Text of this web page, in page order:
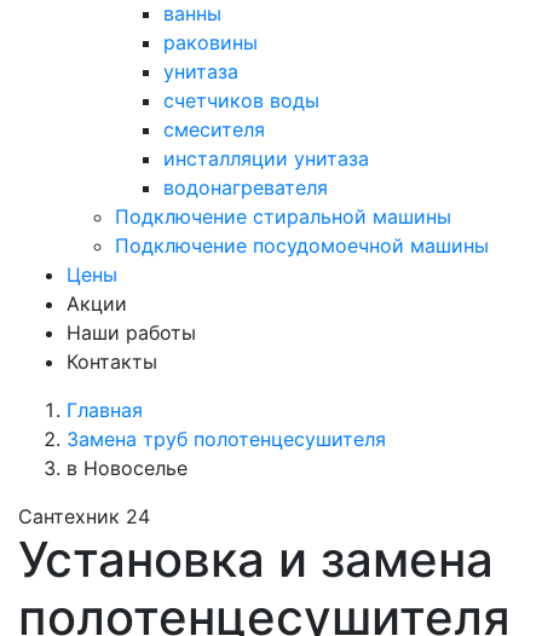
ванны
раковины
унитаза
счетчиков воды
смесителя
инсталляции унитаза
водонагревателя
Подключение стиральной машины
Подключение посудомоечной машины
Цены
Акции
Наши работы
Контакты
Главная
Замена труб полотенцесушителя
в Новоселье
Сантехник 24
Установка и замена
полотенцесушителя